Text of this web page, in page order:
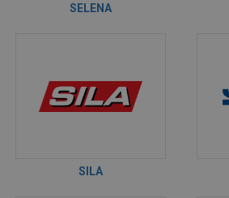
SELENA
SILA